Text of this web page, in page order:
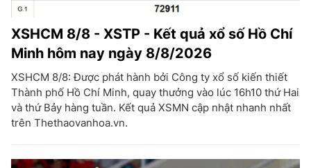
XSHCM 8/8 - XSTP - Kết quả xổ số Hồ Chí
Minh hôm nay ngày 8/8/2026
XSHCM 8/8: Được phát hành bởi Công ty xổ số kiến thiết
Thành phố Hồ Chí Minh, quay thưởng vào lúc 16h10 thứ Hai
và thứ Bảy hàng tuần. Kết quả XSMN cập nhật nhanh nhất
trên Thethaovanhoa.vn.